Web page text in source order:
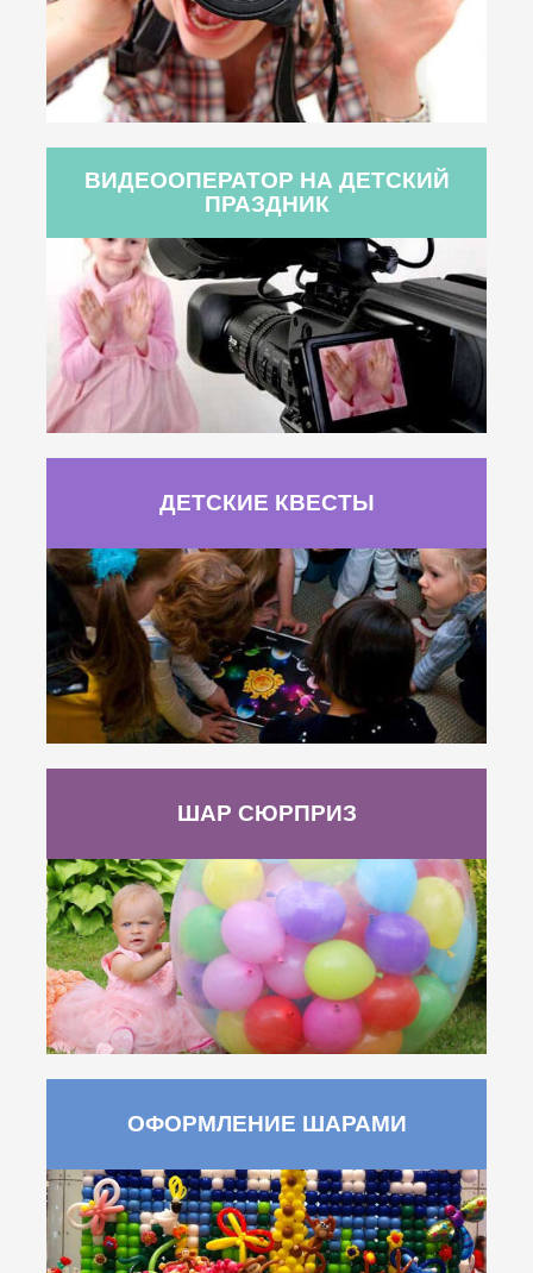
ВИДЕООПЕРАТОР НА ДЕТСКИЙ
ПРАЗДНИК
ДЕТСКИЕ КВЕСТЫ
ШАР СЮРПРИЗ
ОФОРМЛЕНИЕ ШАРАМИ